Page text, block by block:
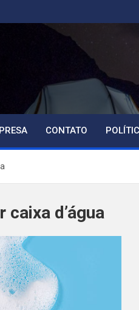
CONTATO
d’água